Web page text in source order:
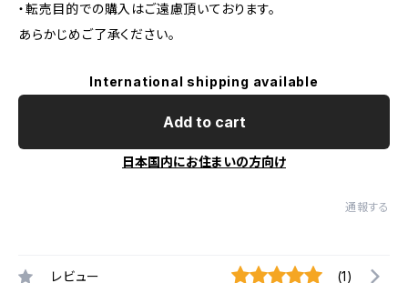
・転売目的での購入はご遠慮頂いております。
あらかじめご了承ください。
International shipping available
Add to cart
日本国内にお住まいの方向け
通報する
レビュー (1)